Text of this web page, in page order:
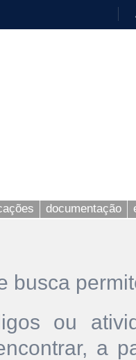
documentação
busca
ou
a